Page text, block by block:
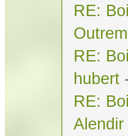
RE:
RE:
hubert
RE:
Alendir